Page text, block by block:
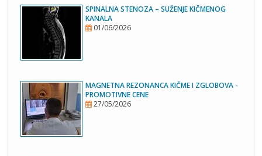
SPINALNA STENOZA – SUŽENJE KIČMENOG
KANALA
01/06/2026
MAGNETNA REZONANCA KIČME I ZGLOBOVA -
PROMOTIVNE CENE
27/05/2026